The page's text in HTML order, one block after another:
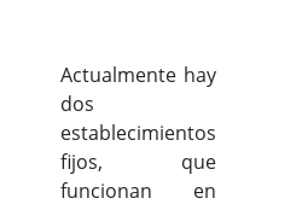
Actualmente hay
dos
establecimientos
fijos, que
funcionan en